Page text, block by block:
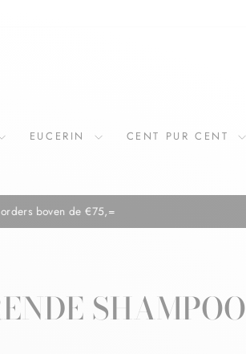
EUCERIN CENT PUR CENT
de €75,=
SHAMPOO